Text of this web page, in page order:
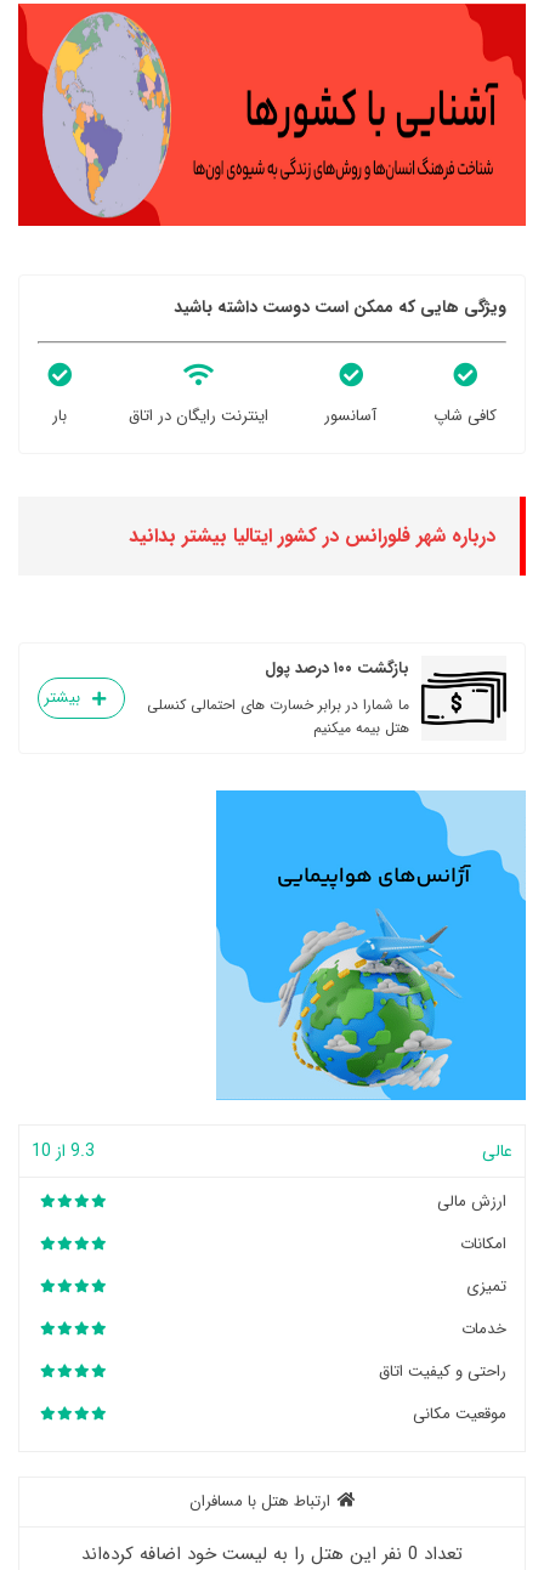
ویژگی هایی که ممکن است دوست داشته باشید
کافی شاپ آسانسور اینترنت رایگان در اتاق بار
درباره شهر فلورانس در کشور ایتالیا بیشتر بدانید
بازگشت ۱۰۰ درصد پول
ما شمارا در برابر خسارت های احتمالی کنسلی
هتل بیمه میکنیم
بیشتر
عالی 9.3 از 10
ارزش مالی
امکانات
تمیزی
خدمات
راحتی و کیفیت اتاق
موقعیت مکانی
ارتباط هتل با مسافران
تعداد 0 نفر این هتل را به لیست خود اضافه کرده‌اند